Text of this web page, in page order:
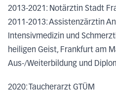
2013-2021: Notärztin Stadt
2011-2013: Assistenzärztin
Intensivmedizin und
heiligen Geist, Frankfurt am
Aus-/Weiterbildung und
2020: Taucherarzt GTÜM